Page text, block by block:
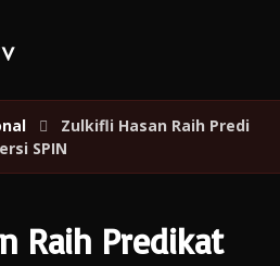
Zulkifli Hasan Raih Predi
SPIN
Raih Predikat